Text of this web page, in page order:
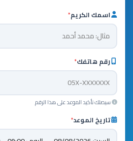
اسمك الكريم*
رقم هاتفك*
سيصلك تأكيد الموعد على هذا الرقم
تاريخ الموعد*